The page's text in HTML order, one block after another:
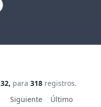
32, para 318 registros.
Siguiente
Último